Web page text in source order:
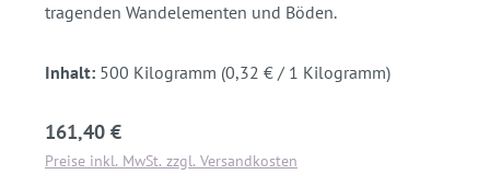
tragenden Wandelementen und Böden.
Inhalt: 500 Kilogramm (0,32 € / 1 Kilogramm)
Regulärer Preis:
161,40 €
Preise inkl. MwSt. zzgl. Versandkosten